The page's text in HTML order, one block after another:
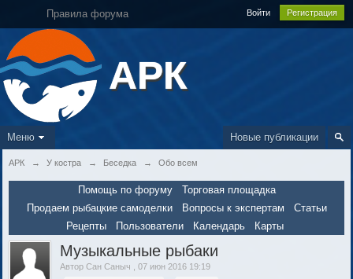
Правила форума Войти Регистрация
АРК
Новые публикации
Меню
АРК → У костра → Беседка → Обо всем
Помощь по форуму
Торговая площадка
Продаем рыбацкие самоделки
Вопросы к экспертам
Статьи
Рецепты
Пользователи Календарь Карты
Музыкальные рыбаки
АвторСан Саныч ,07 июн 2016 19:19